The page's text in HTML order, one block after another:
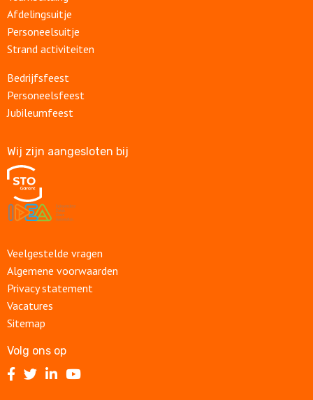
Afdelingsuitje
Personeelsuitje
Strand activiteiten
Bedrijfsfeest
Personeelsfeest
Jubileumfeest
Wij zijn aangesloten bij
Veelgestelde vragen
Algemene voorwaarden
Privacy statement
Vacatures
Sitemap
Volg ons op
VolgVolgVolgVolg